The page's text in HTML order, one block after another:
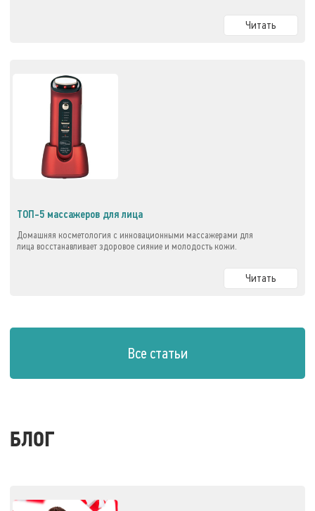
Читать
ТОП-5 массажеров для лица
Домашняя косметология с инновационными массажерами для
лица восстанавливает здоровое сияние и молодость кожи.
Читать
Все статьи
БЛОГ